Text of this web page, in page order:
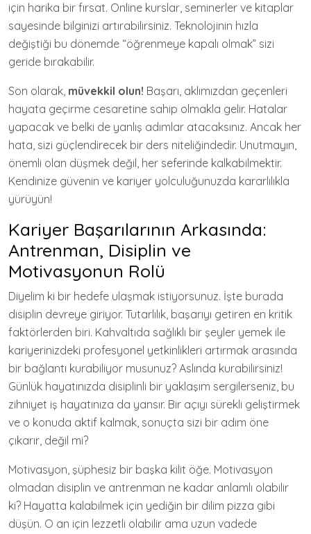
için harika bir fırsat. Online kurslar, seminerler ve kitaplar
sayesinde bilginizi artırabilirsiniz. Teknolojinin hızla
değiştiği bu dönemde “öğrenmeye kapalı olmak” sizi
geride bırakabilir.
Son olarak, müvekkil olun! Başarı, aklımızdan geçenleri
hayata geçirme cesaretine sahip olmakla gelir. Hatalar
yapacak ve belki de yanlış adımlar atacaksınız. Ancak her
hata, sizi güçlendirecek bir ders niteliğindedir. Unutmayın,
önemli olan düşmek değil, her seferinde kalkabilmektir.
Kendinize güvenin ve kariyer yolculuğunuzda kararlılıkla
yürüyün!
Kariyer Başarılarının Arkasında:
Antrenman, Disiplin ve
Motivasyonun Rolü
Diyelim ki bir hedefe ulaşmak istiyorsunuz. İşte burada
disiplin devreye giriyor. Tutarlılık, başarıyı getiren en kritik
faktörlerden biri. Kahvaltıda sağlıklı bir şeyler yemek ile
kariyerinizdeki profesyonel yetkinlikleri artırmak arasında
bir bağlantı kurabiliyor musunuz? Aslında kurabilirsiniz!
Günlük hayatınızda disiplinli bir yaklaşım sergilerseniz, bu
zihniyet iş hayatınıza da yansır. Bir açıyı sürekli geliştirmek
ve o konuda aktif kalmak, sonuçta sizi bir adım öne
çıkarır, değil mi?
Motivasyon, şüphesiz bir başka kilit öğe. Motivasyon
olmadan disiplin ve antrenman ne kadar anlamlı olabilir
ki? Hayatta kalabilmek için yediğin bir dilim pizza gibi
düşün. O an için lezzetli olabilir ama uzun vadede